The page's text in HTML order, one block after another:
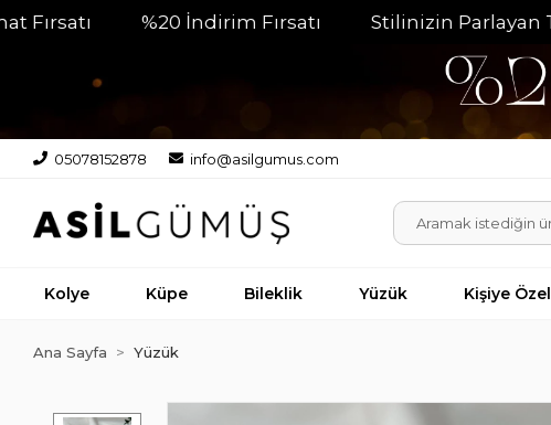
%20 İndirim Fırsatı Stilinizin Parlayan
05078152878 info@asilgumus.com
Kolye Küpe Bileklik Yüzük Kişiye Özel
Ana Sayfa Yüzük